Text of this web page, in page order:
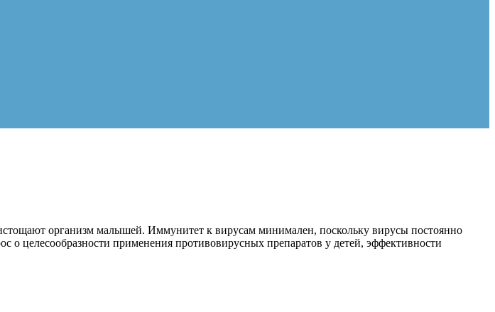
организм малышей. Иммунитет к вирусам минимален, поскольку вирусы постоянно
о целесообразности применения противовирусных препаратов у детей, эффективности